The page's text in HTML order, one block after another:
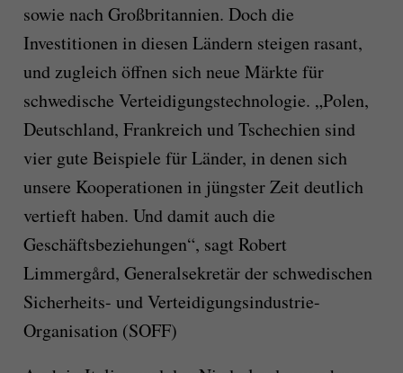
sowie nach Großbritannien. Doch die
Investitionen in diesen Ländern steigen rasant,
und zugleich öffnen sich neue Märkte für
schwedische Verteidigungstechnologie. „Polen,
Deutschland, Frankreich und Tschechien sind
vier gute Beispiele für Länder, in denen sich
unsere Kooperationen in jüngster Zeit deutlich
vertieft haben. Und damit auch die
Geschäftsbeziehungen“, sagt Robert
Limmergård, Generalsekretär der schwedischen
Sicherheits- und Verteidigungsindustrie-
Organisation (SOFF)